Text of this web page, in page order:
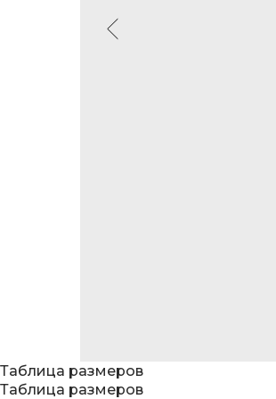
Таблица размеров
Таблица размеров